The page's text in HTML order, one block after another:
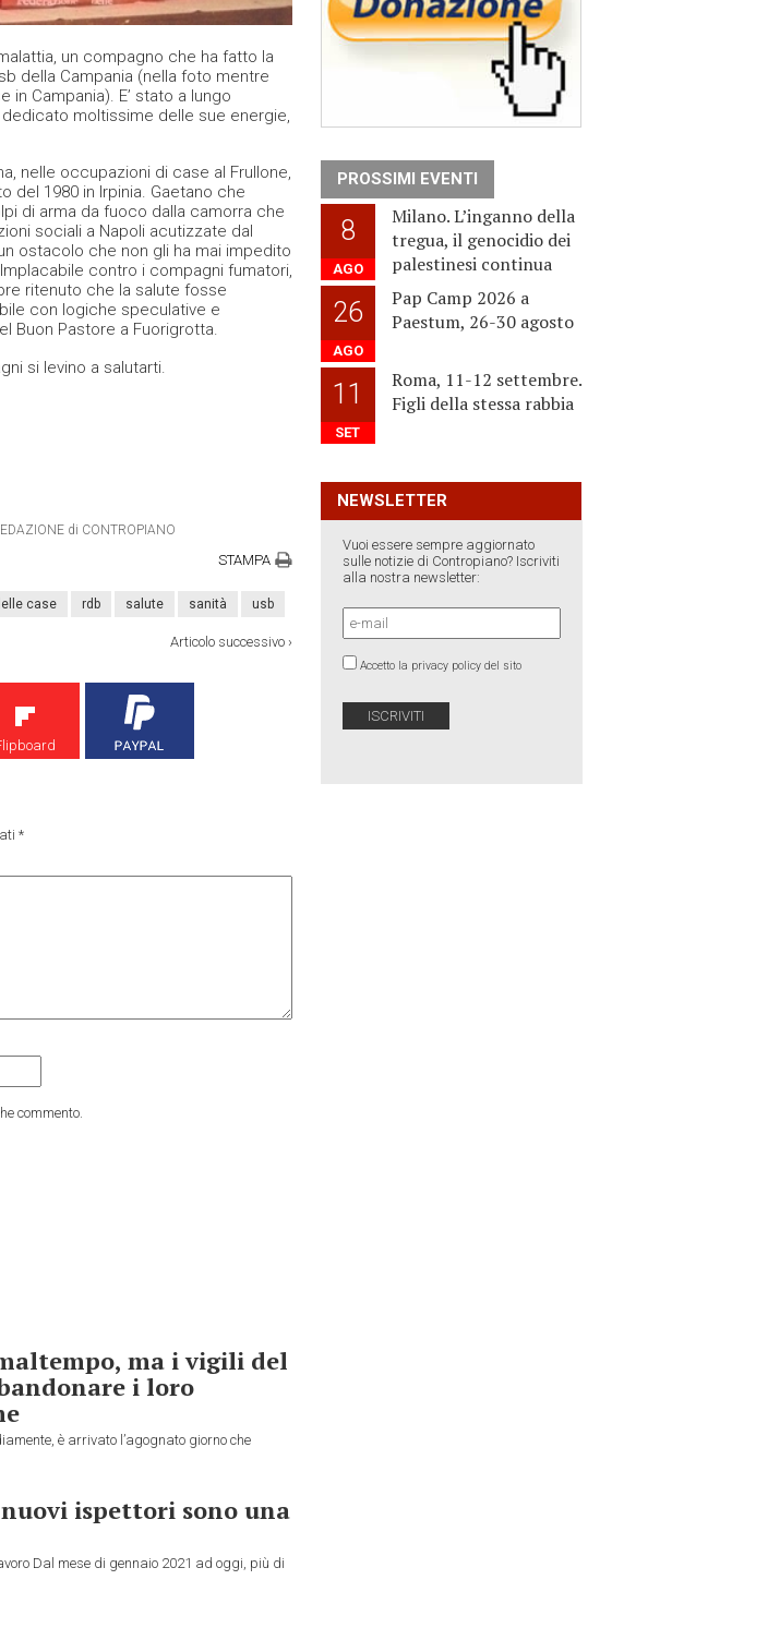
un compagno che ha fatto la
della Campania (nella foto mentre
Campania). E’ stato a lungo
moltissime delle sue energie,
nelle occupazioni di case al Frullone,
del 1980 in Irpinia. Gaetano che
di arma da fuoco dalla camorra che
sociali a Napoli acutizzate dal
ostacolo che non gli ha mai impedito
contro i compagni fumatori,
ritenuto che la salute fosse
con logiche speculative e
Buon Pastore a Fuorigrotta.
si levino a salutarti.
di CONTROPIANO
STAMPA
case rdb salute sanità usb
Articolo successivo ›
*
commento.
ma i vigili del
i loro
è arrivato l’agognato giorno che
ispettori sono una
Dal mese di gennaio 2021 ad oggi, più di
PROSSIMI EVENTI
8
AGO
Milano. L’inganno della
tregua, il genocidio dei
palestinesi continua
26
AGO
Pap Camp 2026 a
Paestum, 26-30 agosto
11
SET
Roma, 11-12 settembre.
Figli della stessa rabbia
NEWSLETTER
Vuoi essere sempre aggiornato
sulle notizie di Contropiano? Iscriviti
alla nostra newsletter:
Accetto la privacy policy del sito